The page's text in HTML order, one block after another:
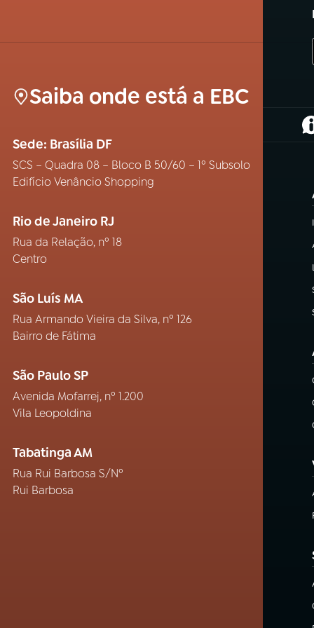
Saiba onde está a EBC
Sede: Brasília DF
SCS – Quadra 08 – Bloco B 50/60 – 1º Subsolo
Edifício Venâncio Shopping
Rio de Janeiro RJ
Rua da Relação, nº 18
Centro
São Luís MA
Rua Armando Vieira da Silva, nº 126
Bairro de Fátima
São Paulo SP
Avenida Mofarrej, nº 1.200
Vila Leopoldina
Tabatinga AM
Rua Rui Barbosa S/Nº
Rui Barbosa